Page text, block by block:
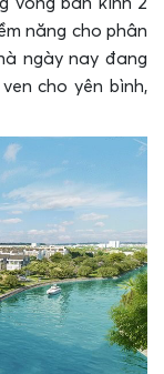
năng cho phân
ngày nay đang
cho yên bình,